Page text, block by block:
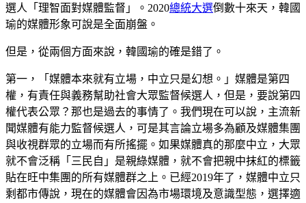
選人「理智面對媒體監督」。2020總統大選倒數十來天，韓國
瑜的媒體形象可說是全面崩盤。
但是，從兩個方面來說，韓國瑜的確是錯了。
第一，「媒體本來就有立場，中立只是幻想。」媒體是第四
權，有責任與義務幫助社會大眾監督候選人，但是，要說第四
權代表公眾？那也是過去的事情了。我們現在可以說，主流新
聞媒體有能力監督候選人，可是其言論立場多為顧及媒體集團
與收視群眾的立場而有所搖擺。如果媒體真的那麼中立，大眾
就不會泛稱「三民自」是親綠媒體，就不會把親中抹紅的標籤
貼在旺中集團的所有媒體群之上。已經2019年了，媒體中立只
剩都市傳說，現在的媒體會因為市場環境及意識型態，選擇適